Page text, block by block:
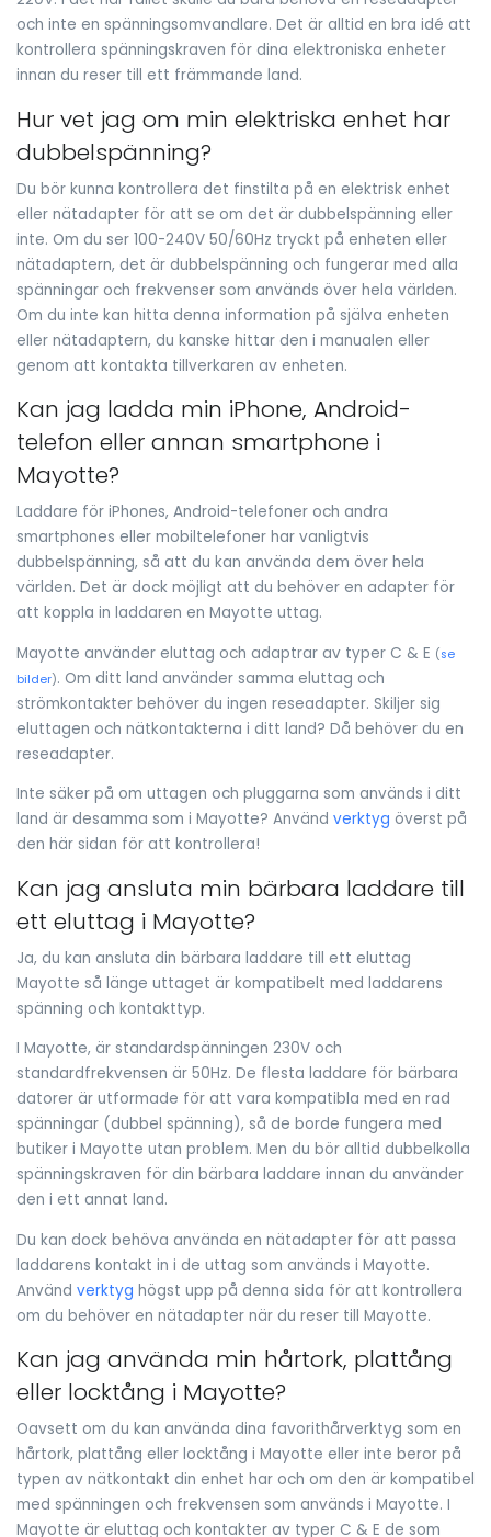
och inte en spänningsomvandlare. Det är alltid en bra idé att
kontrollera spänningskraven för dina elektroniska enheter
innan du reser till ett främmande land.
Hur vet jag om min elektriska enhet har
dubbelspänning?
Du bör kunna kontrollera det finstilta på en elektrisk enhet
eller nätadapter för att se om det är dubbelspänning eller
inte. Om du ser 100-240V 50/60Hz tryckt på enheten eller
nätadaptern, det är dubbelspänning och fungerar med alla
spänningar och frekvenser som används över hela världen.
Om du inte kan hitta denna information på själva enheten
eller nätadaptern, du kanske hittar den i manualen eller
genom att kontakta tillverkaren av enheten.
Kan jag ladda min iPhone, Android-
telefon eller annan smartphone i
Mayotte?
Laddare för iPhones, Android-telefoner och andra
smartphones eller mobiltelefoner har vanligtvis
dubbelspänning, så att du kan använda dem över hela
världen. Det är dock möjligt att du behöver en adapter för
att koppla in laddaren en Mayotte uttag.
Mayotte använder eluttag och adaptrar av typer C & E (se
bilder). Om ditt land använder samma eluttag och
strömkontakter behöver du ingen reseadapter. Skiljer sig
eluttagen och nätkontakterna i ditt land? Då behöver du en
reseadapter.
Inte säker på om uttagen och pluggarna som används i ditt
land är desamma som i Mayotte? Använd verktyg överst på
den här sidan för att kontrollera!
Kan jag ansluta min bärbara laddare till
ett eluttag i Mayotte?
Ja, du kan ansluta din bärbara laddare till ett eluttag
Mayotte så länge uttaget är kompatibelt med laddarens
spänning och kontakttyp.
I Mayotte, är standardspänningen 230V och
standardfrekvensen är 50Hz. De flesta laddare för bärbara
datorer är utformade för att vara kompatibla med en rad
spänningar (dubbel spänning), så de borde fungera med
butiker i Mayotte utan problem. Men du bör alltid dubbelkolla
spänningskraven för din bärbara laddare innan du använder
den i ett annat land.
Du kan dock behöva använda en nätadapter för att passa
laddarens kontakt in i de uttag som används i Mayotte.
Använd verktyg högst upp på denna sida för att kontrollera
om du behöver en nätadapter när du reser till Mayotte.
Kan jag använda min hårtork, plattång
eller locktång i Mayotte?
Oavsett om du kan använda dina favorithårverktyg som en
hårtork, plattång eller locktång i Mayotte eller inte beror på
typen av nätkontakt din enhet har och om den är kompatibel
med spänningen och frekvensen som används i Mayotte. I
Mayotte är eluttag och kontakter av typer C & E de som